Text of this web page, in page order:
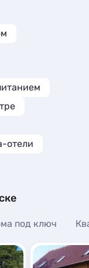
отели
под ключ